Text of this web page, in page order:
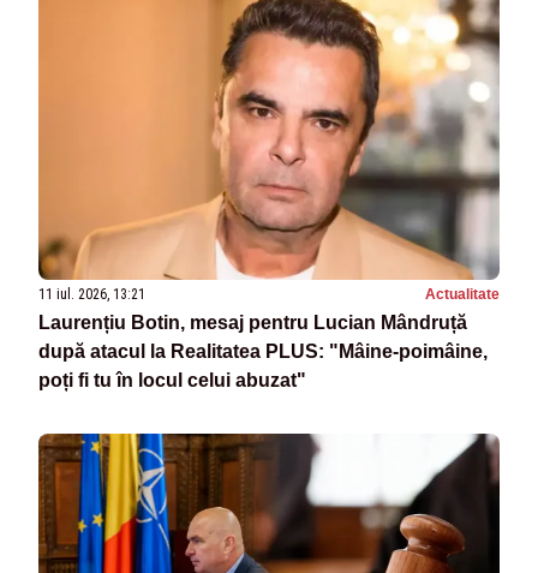
11 iul. 2026, 13:21 Actualitate
Laurențiu Botin, mesaj pentru Lucian Mândruță
după atacul la Realitatea PLUS: "Mâine-poimâine,
poți fi tu în locul celui abuzat"